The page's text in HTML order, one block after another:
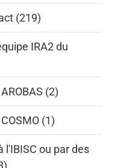
(219)
IRA2 du
(2)
(1)
l'IBISC ou par des